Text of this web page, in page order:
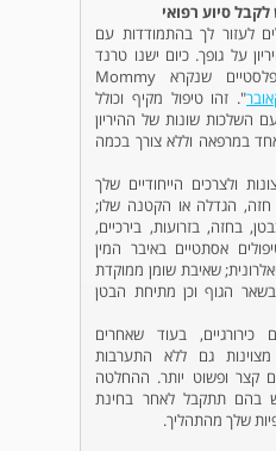
סיוע רפואי
לעזור לך בהתמודדות עם
על גופך. כיום ישנו טרנד
שנקרא Mommy
". זהו טיפול מקיף וכולל
השלכות שונות של ההיריון
במרפאה וללא צורך בכמה
ולצרכים הייחודיים שלך
חזה, הגדלה או הקטנה שלו;
בחזה, בזרועות, בירכיים,
אסתטיים באיבר המין
שאיבת שומן ממוקדת
בשאר הגוף וכן מתיחת הבטן
בעוד שאחרים
גם ללא התערבות
קצר ופשוט יותר. ההחלטה
בהם תתקבל לאחר בחינת
שלך מהתהליך.